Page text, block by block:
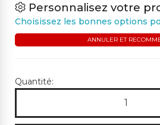
Personnalisez votre
Choisissez les bonnes options
ANNULER ET
Quantité: